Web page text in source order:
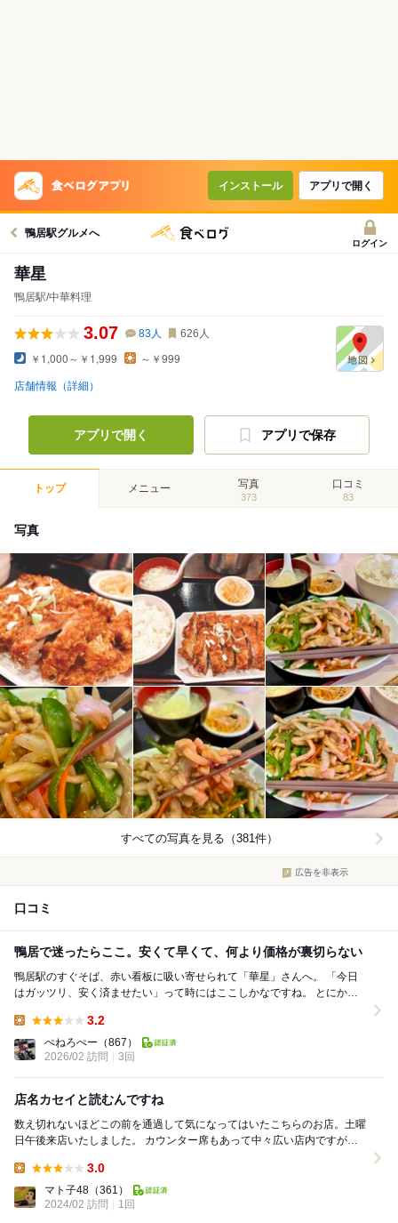
インストール アプリで開く
鴨居駅グルメへ
ログイン
華星
鴨居駅/中華料理
3.07 83人 626 人
￥1,000～￥1,999 ～￥999
店舗情報（詳細）
アプリで開く アプリで保存
トップ メニュー 写真
373
口コミ
83
写真
すべての写真を見る（381件）
広告を非表示
口コミ
鴨居で迷ったらここ。安くて早くて、何より価格が裏切らない
鴨居駅のすぐそば、赤い看板に吸い寄せられて「華星」さんへ。 「今日
はガッツリ、安く済ませたい」って時にはここしかなですね。 とにかく
3.2
ぺねろぺー （867）
2026/02 訪問
3回
店名カセイと読むんですね
数え切れないほどこの前を通過して気になってはいたこちらのお店。土曜
日午後来店いたしました。 カウンター席もあって中々広い店内ですがな
3.0
マト子48 （361）
2024/02 訪問
1回